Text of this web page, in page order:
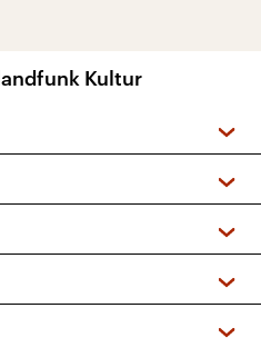
Kultur
DAB+)